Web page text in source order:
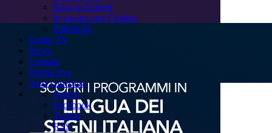
Back to School
In cucina con Cristina
Pubblicità
Guida TV
News
Contatti
Dirette live
Area copertura
Search
Facebook
Twitter
RSS